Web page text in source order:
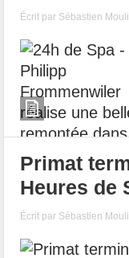
Écrit par Sébastien
Primat
Heures de
Écrit par Sébastien